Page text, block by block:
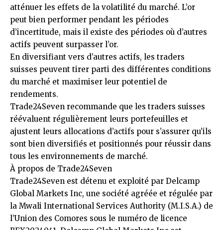
atténuer les effets de la volatilité du marché. L’or
peut bien performer pendant les périodes
d’incertitude, mais il existe des périodes où d’autres
actifs peuvent surpasser l’or.
En diversifiant vers d’autres actifs, les traders
suisses peuvent tirer parti des différentes conditions
du marché et maximiser leur potentiel de
rendements.
Trade24Seven recommande que les traders suisses
réévaluent régulièrement leurs portefeuilles et
ajustent leurs allocations d’actifs pour s’assurer qu’ils
sont bien diversifiés et positionnés pour réussir dans
tous les environnements de marché.
À propos de Trade24Seven
Trade24Seven est détenu et exploité par Delcamp
Global Markets Inc, une société agréée et régulée par
la Mwali International Services Authority (M.I.S.A.) de
l’Union des Comores sous le numéro de licence